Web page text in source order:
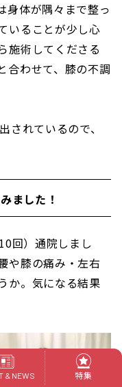
身体が隅々まで整っ
いることが少し心
施術してくださる
合わせて、膝の不調
されているので、
ました！
回）通院しまし
や膝の痛み・左右
か。気になる結果
& NEWS 特集